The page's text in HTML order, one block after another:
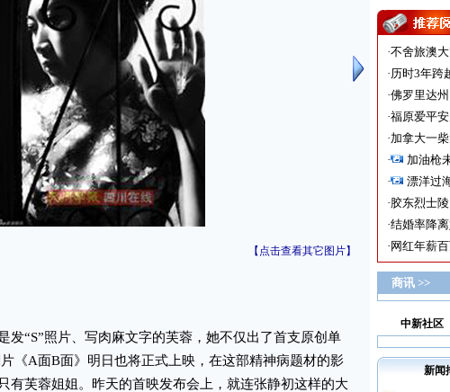
【点击查看其它图片】
“S”照片、写肉麻文字的芙蓉，她不仅出了首支原创单
《A面B面》明日也将正式上映，在这部精神病题材的影
有芙蓉姐姐。昨天的首映发布会上，就连张静初这样的大
·不舍旅澳
·历时3年跨
·佛罗里达
·福原爱平
·加拿大一
·
加油枪
·
漂洋过
·胶东烈士
·结婚率降
· 网红年薪
商讯 >>
中新社区
新闻